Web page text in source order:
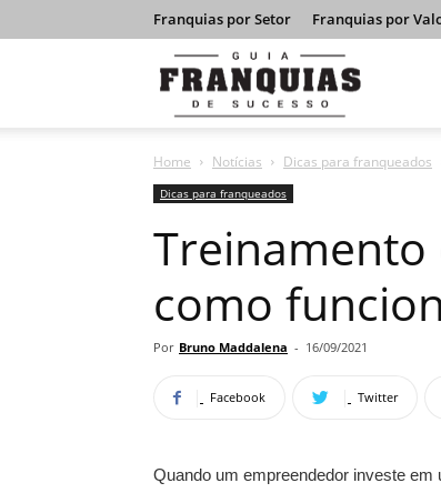
Franquias por Setor Franquias por
Franquias
Sucesso
Home Notícias Dicas para franqueados
Dicas para franqueados
como
Por Bruno Maddalena - 16/09/2021
Facebook Twitter
Quando um empreendedor investe em